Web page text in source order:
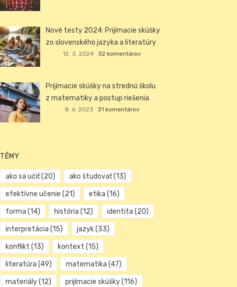
Nové testy 2024: Prijímacie skúšky
zo slovenského jazyka a literatúry
12. 3. 2024 32 komentárov
Prijímacie skúšky na strednú školu
z matematiky a postup riešenia
8. 6. 2023 31 komentárov
TÉMY
ako sa učiť(20) ako študovať(13)
efektívne učenie (21) etika (16)
forma (14) história (12) identita (20)
interpretácia (15) jazyk(33)
konflikt (13) kontext (15)
literatúra (49) matematika (47)
materiály(12) prijímacie skúšky(116)